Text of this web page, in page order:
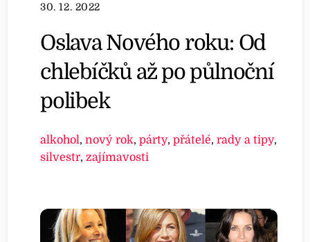
30. 12. 2022
Oslava Nového roku: Od
chlebíčků až po půlnoční
polibek
alkohol,nový rok,párty,přátelé,rady a tipy,
silvestr,zajímavosti